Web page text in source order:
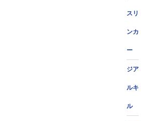
スリ
ンカ
ー
ジア
ルキ
ル